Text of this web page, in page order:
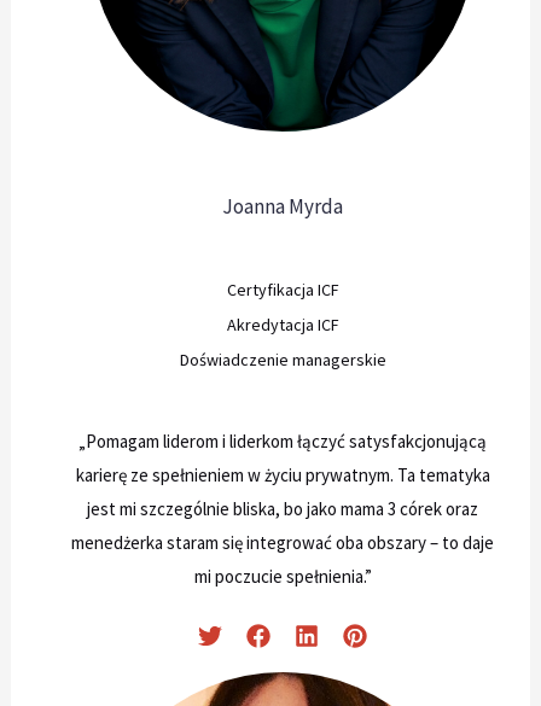
Joanna Myrda
Certyfikacja ICF
Akredytacja ICF
Doświadczenie managerskie
„Pomagam liderom i liderkom łączyć satysfakcjonującą
karierę ze spełnieniem w życiu prywatnym. Ta tematyka
jest mi szczególnie bliska, bo jako mama 3 córek oraz
menedżerka staram się integrować oba obszary – to daje
mi poczucie spełnienia.”